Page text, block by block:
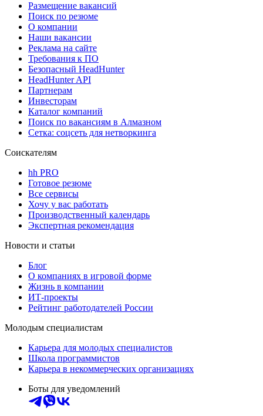
Размещение вакансий
Поиск по резюме
О компании
Наши вакансии
Реклама на сайте
Требования к ПО
Безопасный HeadHunter
HeadHunter API
Партнерам
Инвесторам
Каталог компаний
Поиск по вакансиям в Алмазном
Сетка: соцсеть для нетворкинга
Соискателям
hh PRO
Готовое резюме
Все сервисы
Хочу у вас работать
Производственный календарь
Экспертная рекомендация
Новости и статьи
Блог
О компаниях в игровой форме
Жизнь в компании
ИТ-проекты
Рейтинг работодателей России
Молодым специалистам
Карьера для молодых специалистов
Школа программистов
Карьера в некоммерческих организациях
Боты для уведомлений